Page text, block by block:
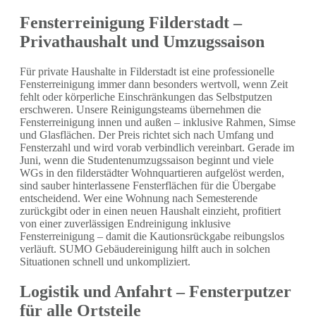
Fensterreinigung Filderstadt –
Privathaushalt und Umzugssaison
Für private Haushalte in Filderstadt ist eine professionelle
Fensterreinigung immer dann besonders wertvoll, wenn Zeit
fehlt oder körperliche Einschränkungen das Selbstputzen
erschweren. Unsere Reinigungsteams übernehmen die
Fensterreinigung innen und außen – inklusive Rahmen, Simse
und Glasflächen. Der Preis richtet sich nach Umfang und
Fensterzahl und wird vorab verbindlich vereinbart. Gerade im
Juni, wenn die Studentenumzugssaison beginnt und viele
WGs in den filderstädter Wohnquartieren aufgelöst werden,
sind sauber hinterlassene Fensterflächen für die Übergabe
entscheidend. Wer eine Wohnung nach Semesterende
zurückgibt oder in einen neuen Haushalt einzieht, profitiert
von einer zuverlässigen Endreinigung inklusive
Fensterreinigung – damit die Kautionsrückgabe reibungslos
verläuft. SUMO Gebäudereinigung hilft auch in solchen
Situationen schnell und unkompliziert.
Logistik und Anfahrt – Fensterputzer
für alle Ortsteile